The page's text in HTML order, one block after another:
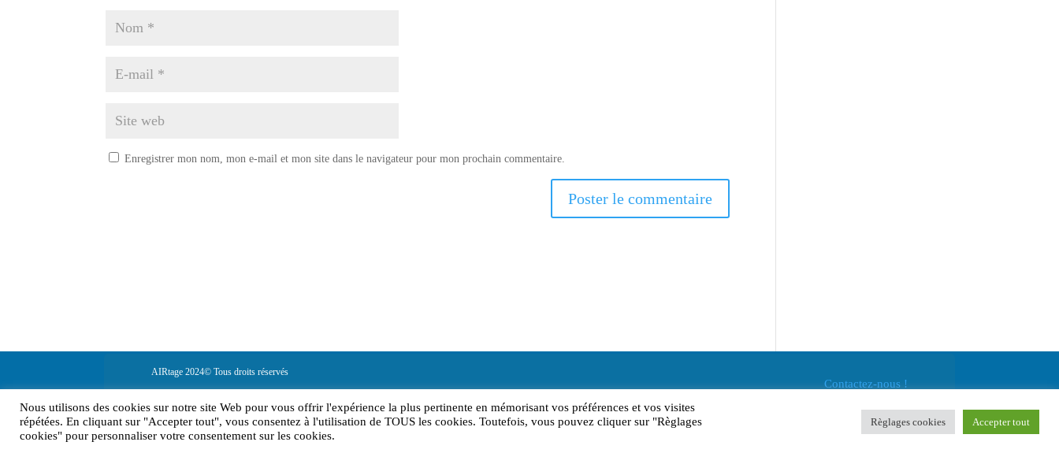
Enregistrer mon nom, mon e-mail et mon site dans le navigateur pour mon prochain commentaire.
AIRtage 2024© Tous droits réservés
Contactez-nous !
Nous utilisons des cookies sur notre site Web pour vous offrir l'expérience la plus pertinente en mémorisant vos préférences et vos visites
répétées. En cliquant sur "Accepter tout", vous consentez à l'utilisation de TOUS les cookies. Toutefois, vous pouvez cliquer sur "Règlages
cookies" pour personnaliser votre consentement sur les cookies.
Règlages cookies Accepter tout